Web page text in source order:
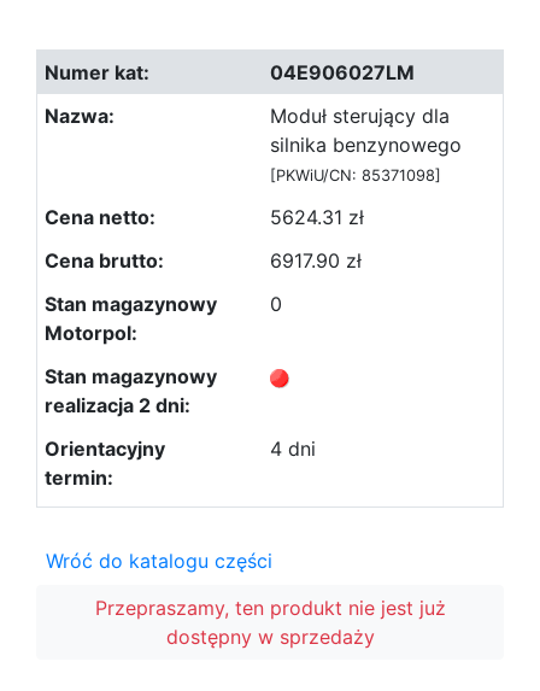
04E906027LM
Moduł sterujący dla
silnika benzynowego
[PKWiU/CN: 85371098]
5624.31 zł
6917.90 zł
0
4 dni
Wróć do katalogu części
Przepraszamy, ten produkt nie jest już
dostępny w sprzedaży